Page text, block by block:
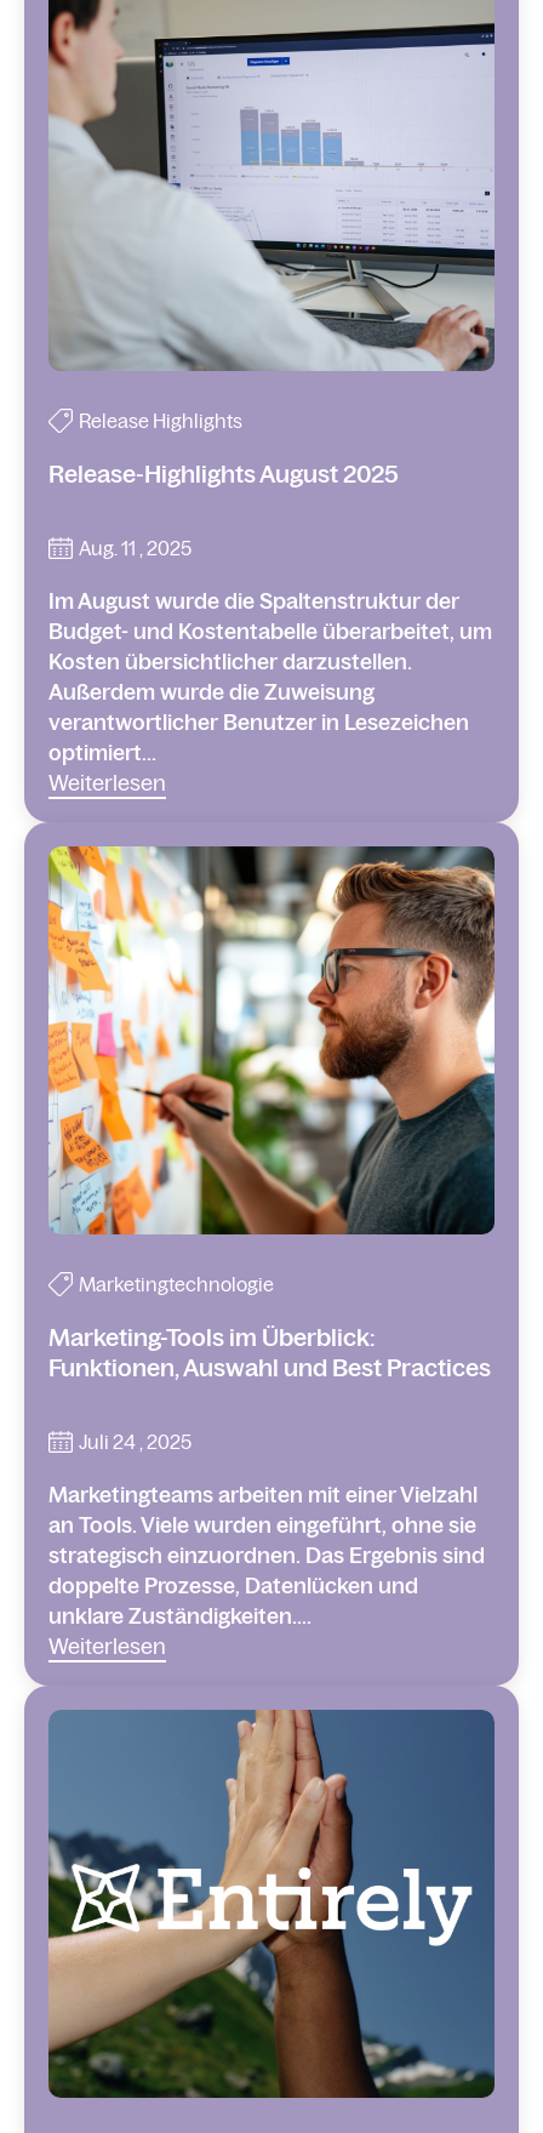
Release Highlights
Release-Highlights August 2025
Aug. 11 , 2025
Im August wurde die Spaltenstruktur der
Budget- und Kostentabelle überarbeitet, um
Kosten übersichtlicher darzustellen.
Außerdem wurde die Zuweisung
verantwortlicher Benutzer in Lesezeichen
optimiert...
Weiterlesen
Marketingtechnologie
Marketing-Tools im Überblick:
Funktionen, Auswahl und Best Practices
Juli 24 , 2025
Marketingteams arbeiten mit einer Vielzahl
an Tools. Viele wurden eingeführt, ohne sie
strategisch einzuordnen. Das Ergebnis sind
doppelte Prozesse, Datenlücken und
unklare Zuständigkeiten....
Weiterlesen